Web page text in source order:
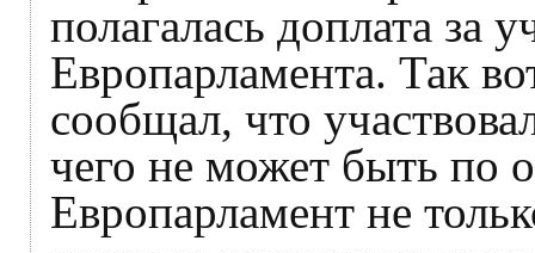
полагалась доплата за
Европарламента. Так
сообщал, что
чего не может быть по
Европарламент не